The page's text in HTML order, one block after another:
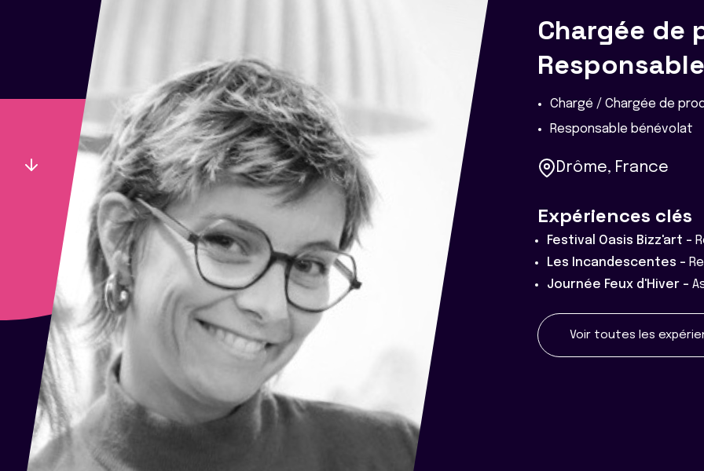
Chargée de
Chargé / Chargée de
Responsable bénévolat
Drôme, France
Expériences clés
Festival Oasis Bizz'art -
Les Incandescentes -
Journée Feux d'Hiver -
Voir toutes les